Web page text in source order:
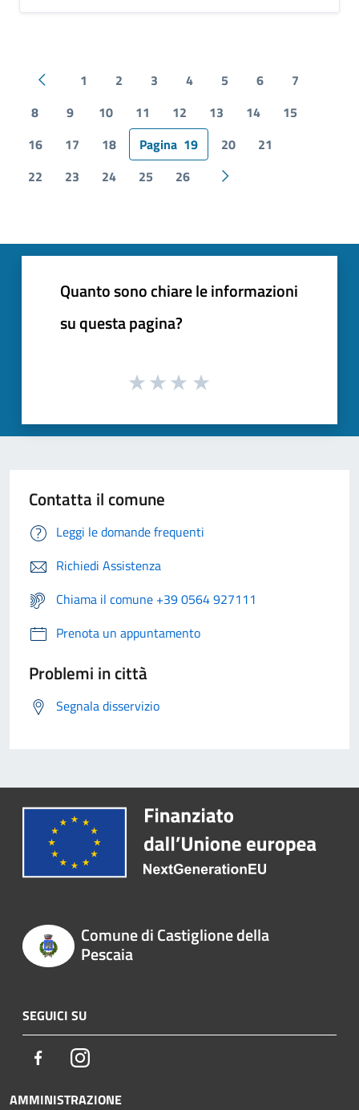
Pagina precedente
1 2 3 4 5 6
7
8
9 10 11 12 13 14
15
16
17 18 Pagina 19 20
21
22
23 24 25 26 Pagina successiva
Quanto sono chiare le informazioni
su questa pagina?
Contatta il comune
Leggi le domande frequenti
Richiedi Assistenza
Chiama il comune +39 0564 927111
Prenota un appuntamento
Problemi in città
Segnala disservizio
Comune di Castiglione della
Pescaia
SEGUICI SU
FacebookInstagram
AMMINISTRAZIONE